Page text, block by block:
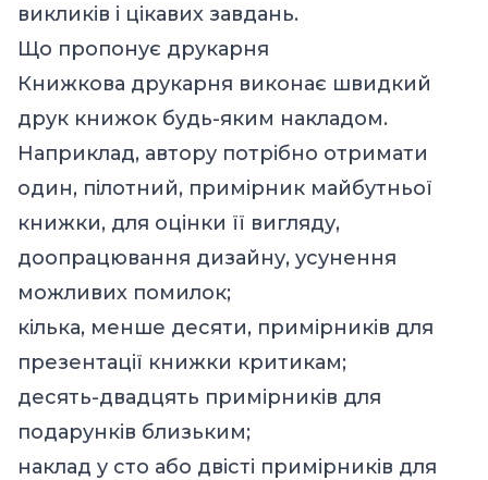
викликів і цікавих завдань.
Що пропонує друкарня
Книжкова друкарня виконає швидкий
друк книжок будь-яким накладом.
Наприклад, автору потрібно отримати
один, пілотний, примірник майбутньої
книжки, для оцінки її вигляду,
доопрацювання дизайну, усунення
можливих помилок;
кілька, менше десяти, примірників для
презентації книжки критикам;
десять-двадцять примірників для
подарунків близьким;
наклад у сто або двісті примірників для